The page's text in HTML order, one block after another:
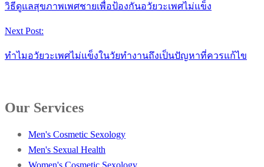
วิธีดูแลสุขภาพเพศชายเพื่อป้องกันอวัยวะเพศไม่แข็ง
Next Post:
ทำไมอวัยวะเพศไม่แข็งในวัยทำงานถึงเป็นปัญหาที่ควรแก้ไข
Our Services
Men's Cosmetic Sexology
Men's Sexual Health
Women's Cosmetic Sexology